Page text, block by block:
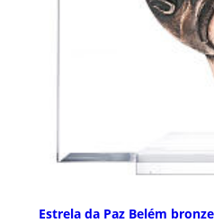
Estrela da Paz Belém